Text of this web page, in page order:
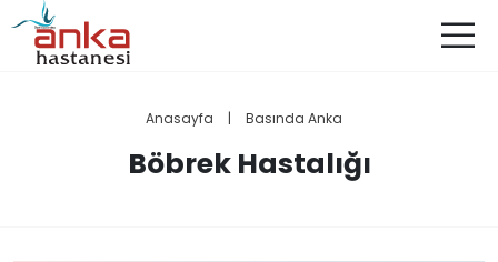
Anasayfa | Basında Anka
Böbrek Hastalığı